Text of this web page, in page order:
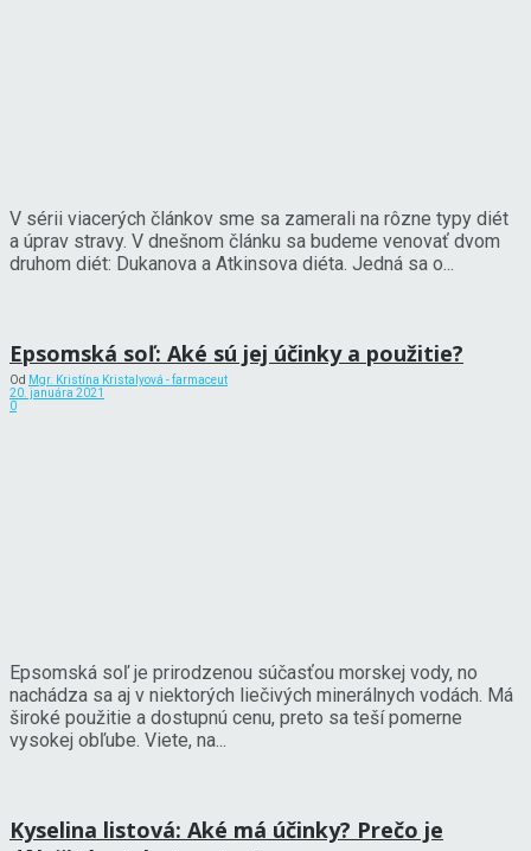
V sérii viacerých článkov sme sa zamerali na rôzne typy diét
a úprav stravy. V dnešnom článku sa budeme venovať dvom
druhom diét: Dukanova a Atkinsova diéta. Jedná sa o...
Epsomská soľ: Aké sú jej účinky a použitie?
Od Mgr. Kristína Kristalyová - farmaceut
20. januára 2021
0
Epsomská soľ je prirodzenou súčasťou morskej vody, no
nachádza sa aj v niektorých liečivých minerálnych vodách. Má
široké použitie a dostupnú cenu, preto sa teší pomerne
vysokej obľube. Viete, na...
Kyselina listová: Aké má účinky? Prečo je